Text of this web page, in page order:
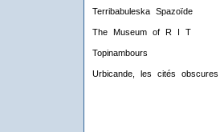
Terribabuleska Spazoïde
The Museum of R I T
Topinambours
Urbicande, les cités obscures